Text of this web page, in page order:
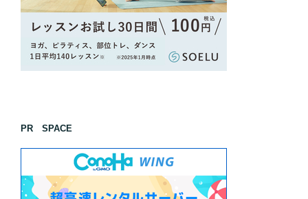
PR SPACE